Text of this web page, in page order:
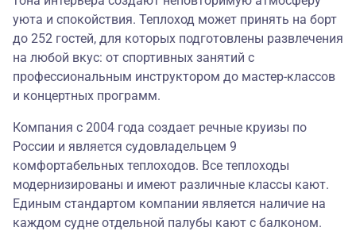
уюта и спокойствия. Теплоход может принять на борт
до 252 гостей, для которых подготовлены развлечения
на любой вкус: от спортивных занятий с
профессиональным инструктором до мастер-классов
и концертных программ.
Компания с 2004 года создает речные круизы по
России и является судовладельцем 9
комфортабельных теплоходов. Все теплоходы
модернизированы и имеют различные классы кают.
Единым стандартом компании является наличие на
каждом судне отдельной палубы кают с балконом.